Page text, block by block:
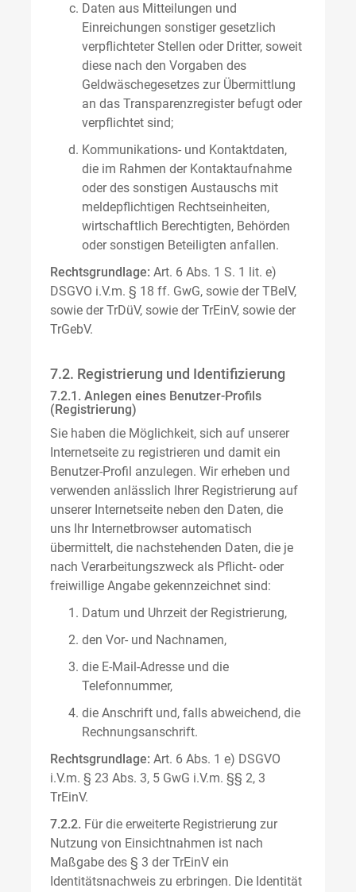
Daten aus Mitteilungen und
Einreichungen sonstiger gesetzlich
verpflichteter Stellen oder Dritter, soweit
diese nach den Vorgaben des
Geldwäschegesetzes zur Übermittlung
an das Transparenzregister befugt oder
verpflichtet sind;
Kommunikations- und Kontaktdaten,
die im Rahmen der Kontaktaufnahme
oder des sonstigen Austauschs mit
meldepflichtigen Rechtseinheiten,
wirtschaftlich Berechtigten, Behörden
oder sonstigen Beteiligten anfallen.
Rechtsgrundlage: Art. 6 Abs. 1 S. 1 lit. e)
DSGVO i.V.m. § 18 ff. GwG, sowie der TBelV,
sowie der TrDüV, sowie der TrEinV, sowie der
TrGebV.
7.2. Registrierung und Identifizierung
7.2.1. Anlegen eines Benutzer-Profils
(Registrierung)
Sie haben die Möglichkeit, sich auf unserer
Internetseite zu registrieren und damit ein
Benutzer-Profil anzulegen. Wir erheben und
verwenden anlässlich Ihrer Registrierung auf
unserer Internetseite neben den Daten, die
uns Ihr Internetbrowser automatisch
übermittelt, die nachstehenden Daten, die je
nach Verarbeitungszweck als Pflicht- oder
freiwillige Angabe gekennzeichnet sind:
Datum und Uhrzeit der Registrierung,
den Vor- und Nachnamen,
die E-Mail-Adresse und die
Telefonnummer,
die Anschrift und, falls abweichend, die
Rechnungsanschrift.
Rechtsgrundlage: Art. 6 Abs. 1 e) DSGVO
i.V.m. § 23 Abs. 3, 5 GwG i.V.m. §§ 2, 3
TrEinV.
7.2.2. Für die erweiterte Registrierung zur
Nutzung von Einsichtnahmen ist nach
Maßgabe des § 3 der TrEinV ein
Identitätsnachweis zu erbringen. Die Identität